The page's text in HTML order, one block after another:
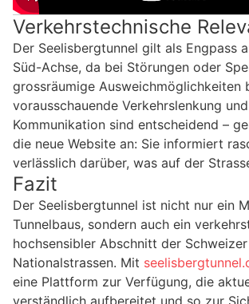
Verkehrstechnische
Der Seelisbergtunnel gilt als Engpass
Süd-Achse, da bei Störungen oder
grossräumige Ausweichmöglichkeiten
vorausschauende Verkehrslenkung
Kommunikation sind entscheidend –
die neue Website an: Sie informiert
verlässlich darüber, was auf der
Fazit
Der Seelisbergtunnel ist nicht nur ein
Tunnelbaus, sondern auch ein
hochsensibler Abschnitt der Schweizer
Nationalstrassen. Mit
eine Plattform zur Verfügung, die
verständlich aufbereitet und so zur